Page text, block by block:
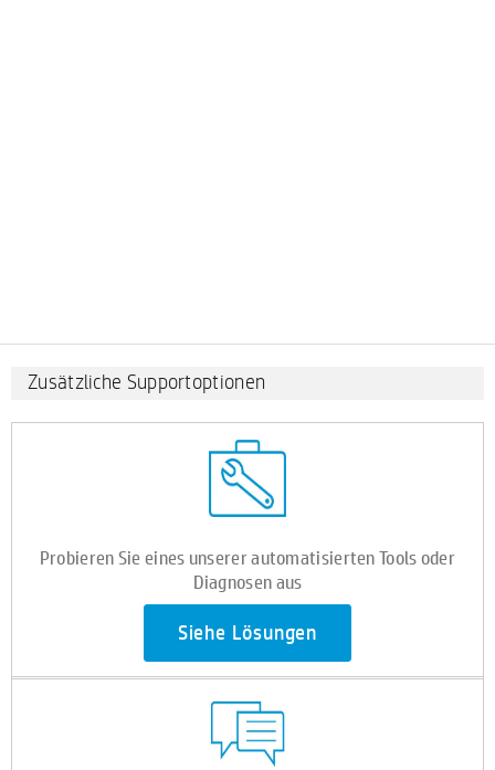
Zusätzliche Supportoptionen
Probieren Sie eines unserer automatisierten Tools oder
Diagnosen aus
Siehe Lösungen